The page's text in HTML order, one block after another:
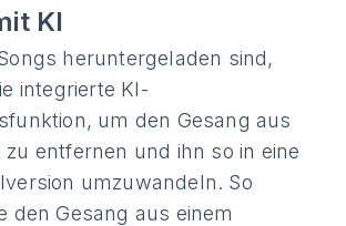
KI
heruntergeladen sind,
integrierte KI-
um den Gesang aus
zu entfernen und ihn so in eine
umzuwandeln. So
den Gesang aus einem